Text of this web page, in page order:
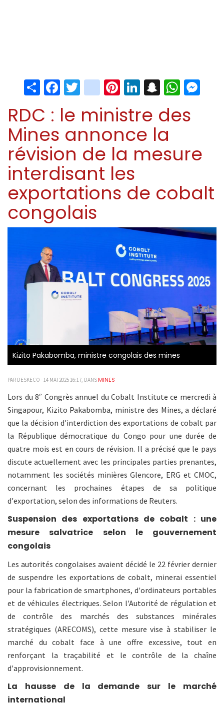
ShareFacebook
Twitter
instagram
Pinterest
LinkedIn
Snapchat
RDC : le ministre des
Mines annonce la
révision de la mesure
interdisant les
exportations de cobalt
congolais
Kizito Pakabomba, ministre congolais des mines
PAR DESKECO - 14 MAI 2025 16:17, DANS MINES
Lors du 8ᵉ Congrès annuel du Cobalt Institute ce mercredi à
Singapour, Kizito Pakabomba, ministre des Mines, a déclaré
que la décision d'interdiction des exportations de cobalt par
la République démocratique du Congo pour une durée de
quatre mois est en cours de révision. Il a précisé que le pays
discute actuellement avec les principales parties prenantes,
notamment les sociétés minières Glencore, ERG et CMOC,
concernant les prochaines étapes de sa politique
d'exportation, selon des informations de Reuters.
Suspension des exportations de cobalt : une
mesure salvatrice selon le gouvernement
congolais
Les autorités congolaises avaient décidé le 22 février dernier
de suspendre les exportations de cobalt, minerai essentiel
pour la fabrication de smartphones, d'ordinateurs portables
et de véhicules électriques. Selon l'Autorité de régulation et
de contrôle des marchés des substances minérales
stratégiques (ARECOMS), cette mesure vise à stabiliser le
marché du cobalt face à une offre excessive, tout en
renforçant la traçabilité et le contrôle de la chaîne
d'approvisionnement.
La hausse de la demande sur le marché
international